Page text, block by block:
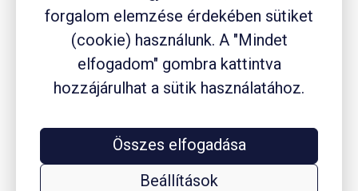
forgalom elemzése érdekében sütiket
(cookie) használunk. A "Mindet
elfogadom" gombra kattintva
hozzájárulhat a sütik használatához.
Összes elfogadása
Beállítások
e
l